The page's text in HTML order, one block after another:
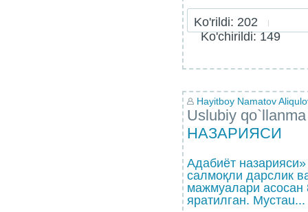
Ko'rildi: 202
Ko'chirildi: 149
Hayitboy Namatov
Uslubiy qo`llanma
НАЗАРИЯСИ
Адабиёт
салмоқли дарслик
мажмуалари асосан
яратилган. Мустаu...